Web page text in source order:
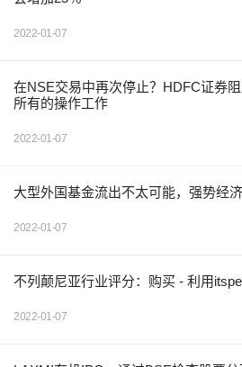
2022-01-07
在NSE交易中再次停止？HDFC证券
所有的操作工作
2022-01-07
大型外国基金流出不太可能，强势经
2022-01-07
不列颠尼亚行业评分：购买 - 利用
2022-01-07